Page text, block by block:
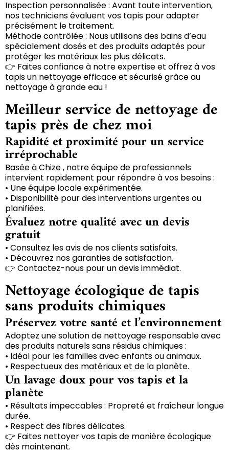
Inspection personnalisée : Avant toute intervention,
nos techniciens évaluent vos tapis pour adapter
précisément le traitement.
Méthode contrôlée : Nous utilisons des bains d’eau
spécialement dosés et des produits adaptés pour
protéger les matériaux les plus délicats.
👉 Faites confiance à notre expertise et offrez à vos
tapis un nettoyage efficace et sécurisé grâce au
nettoyage à grande eau !
Meilleur service de nettoyage de
tapis près de chez moi
Rapidité et proximité pour un service
irréprochable
Basée à Chize , notre équipe de professionnels
intervient rapidement pour répondre à vos besoins :
• Une équipe locale expérimentée.
• Disponibilité pour des interventions urgentes ou
planifiées.
Évaluez notre qualité avec un devis
gratuit
• Consultez les avis de nos clients satisfaits.
• Découvrez nos garanties de satisfaction.
👉 Contactez-nous pour un devis immédiat.
Nettoyage écologique de tapis
sans produits chimiques
Préservez votre santé et l’environnement
Adoptez une solution de nettoyage responsable avec
des produits naturels sans résidus chimiques :
• Idéal pour les familles avec enfants ou animaux.
• Respectueux des matériaux et de la planète.
Un lavage doux pour vos tapis et la
planète
• Résultats impeccables : Propreté et fraîcheur longue
durée.
• Respect des fibres délicates.
👉 Faites nettoyer vos tapis de manière écologique
dès maintenant.